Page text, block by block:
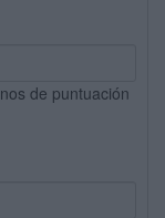
de puntuación